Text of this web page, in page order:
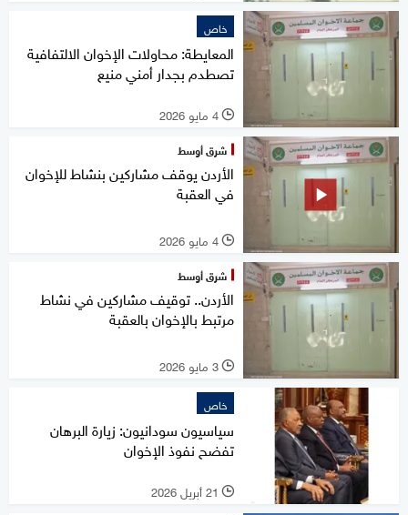
خاص
المعايطة: محاولات الإخوان الالتفافية
تصطدم بجدار أمني منيع
l 4 مايو 2026
شرق أوسط
الأردن يوقف مشاركين بنشاط للإخوان
في العقبة
l 4 مايو 2026
شرق أوسط
الأردن.. توقيف مشاركين في نشاط
مرتبط بالإخوان بالعقبة
l 3 مايو 2026
خاص
سياسيون سودانيون: زيارة البرهان
تفضح نفوذ الإخوان
l 21 أبريل 2026